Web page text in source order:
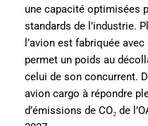
une capacité optimisées
standards de l’industrie.
l’avion est fabriquée
permet un poids au
celui de son concurrent.
avion cargo à répondre
d’émissions de CO₂ de